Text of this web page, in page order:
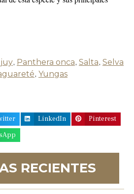
, Panthera onca, Salta, Selva
, Yungas
LinkedIn
Pinterest
RECIENTES